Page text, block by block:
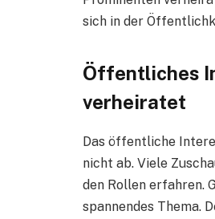
sich in der
Öffentliches
verheiratet
Das öffentliche
nicht ab. Viele
den Rollen erfahren.
spannendes Thema.